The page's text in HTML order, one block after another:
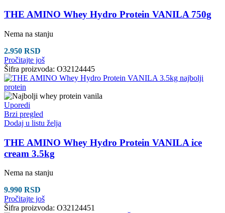
THE AMINO Whey Hydro Protein VANILA 750g
Nema na stanju
2.950 RSD
Pročitajte još
Šifra proizvoda: O32124445
Uporedi
Brzi pregled
Dodaj u listu želja
THE AMINO Whey Hydro Protein VANILA ice
cream 3.5kg
Nema na stanju
9.990 RSD
Pročitajte još
Šifra proizvoda: O32124451